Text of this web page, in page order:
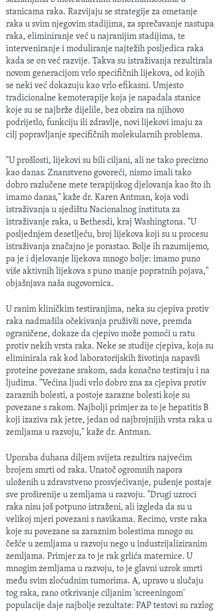
PRATITE NAS
Jezici
stanicama raka. Razvijaju se strategije za ometanje
raka u svim njegovim stadijima, za sprečavanje nastupa
raka, eliminiranje već u najranijim stadijima, te
interveniranje i moduliranje najtežih posljedica raka
kada se on već razvije. Takva su istraživanja rezultirala
novom generacijom vrlo specifičnih lijekova, od kojih
se neki već dokazuju kao vrlo efikasni. Umjesto
tradicionalne kemoterapije koja je napadala stanice
koje su se najbrže dijelile, bez obzira na njihovo
podrijetlo, funkciju ili zdravlje, novi lijekovi imaju za
cilj popravljanje specifičnih molekularnih problema.
"U prošlosti, lijekovi su bili ciljani, ali ne tako precizno
kao danas. Znanstveno govoreći, nismo imali tako
dobro razlučene mete terapijskog djelovanja kao što ih
imamo danas," kaže dr. Karen Antman, koja vodi
istraživanja u sjedištu Nacionalnog instituta za
istraživanje raka, u Bethesdi, kraj Washingtona. "U
posljednjem desetljeću, broj lijekova koji su u procesu
istraživanja značajno je porastao. Bolje ih razumijemo,
pa je i djelovanje lijekova mnogo bolje: imamo puno
više aktivnih lijekova s puno manje popratnih pojava,"
objašnjava naša sugovornica.
U ranim kliničkim testiranjima, neka su cjepiva protiv
raka nadmašila očekivanja pruživši nove, premda
ograničene, dokaze da cjepivo može pomoći u ratu
protiv nekih vrsta raka. Neke se studije cjepiva, koja su
eliminirala rak kod laboratorijskih životinja napavši
proteine povezane srakom, sada konačno testiraju i na
ljudima. "Većina ljudi vrlo dobro zna za cjepiva protiv
zaraznih bolesti, a postoje zarazne bolesti koje su
povezane s rakom. Najbolji primjer za to je hepatitis B
koji izaziva rak jetre, jedan od najbrojnijih vrsta raka u
zemljama u razvoju," kaže dr. Antman.
Uporaba duhana diljem svijeta rezultira najvećim
brojem smrti od raka. Unatoč ogromnih napora
uloženih u zdravstveno prosvjećivanje, pušenje postaje
sve proširenije u zemljama u razvoju. "Drugi uzroci
raka nisu još potpuno istraženi, ali izgleda da su u
velikoj mjeri povezani s navikama. Recimo, vrste raka
koje su povezane sa zaraznim bolestima mnogo su
češće u zemljama u razvoju nego u industrijaliziranim
zemljama. Primjer za to je rak grlića maternice. U
mnogim zemljama u razvoju, to je glavni uzrok smrti
među svim zloćudnim tumorima. A, upravo u slučaju
tog raka, rano otkrivanje ciljanim 'screeningom'
populacije daje najbolje rezultate: PAP testovi su razlog